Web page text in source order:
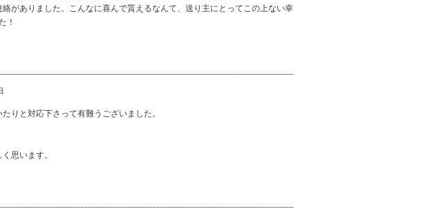
がありました。こんなに喜んで貰えるなんて、送り主にとってこの上ない幸
！
りと対応下さって有難うございました。
思います。